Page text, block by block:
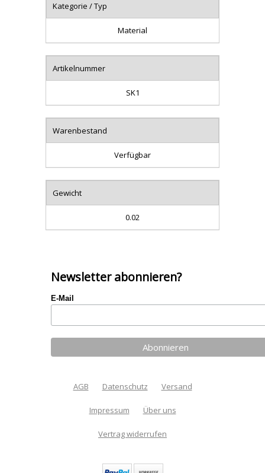
Kategorie / Typ
Material
Artikelnummer
SK1
Warenbestand
Verfügbar
Gewicht
0.02
Newsletter abonnieren?
E-Mail
AGB Datenschutz Versand
Impressum Über uns
Vertrag widerrufen